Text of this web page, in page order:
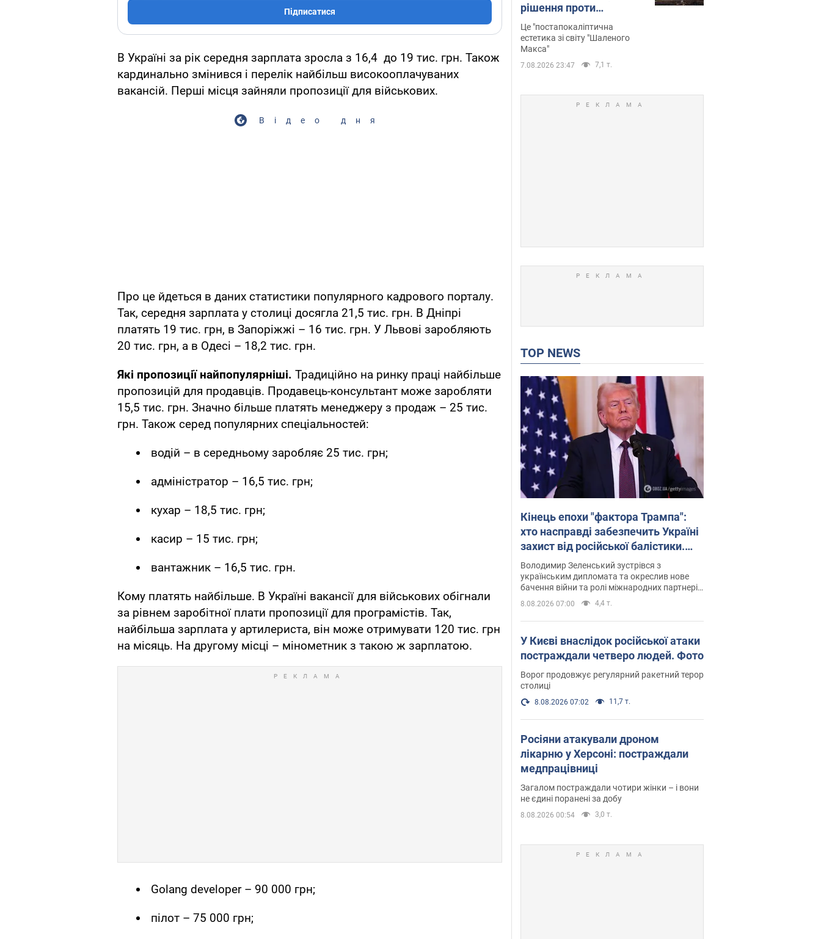
Підписатися
В Україні за рік середня зарплата зросла з 16,4 до 19 тис. грн. Також
кардинально змінився і перелік найбільш високооплачуваних
вакансій. Перші місця зайняли пропозиції для військових.
Відео дня
Про це йдеться в даних статистики популярного кадрового порталу.
Так, середня зарплата у столиці досягла 21,5 тис. грн. В Дніпрі
платять 19 тис. грн, в Запоріжжі – 16 тис. грн. У Львові заробляють
20 тис. грн, а в Одесі – 18,2 тис. грн.
Які пропозиції найпопулярніші. Традиційно на ринку праці найбільше
пропозицій для продавців. Продавець-консультант може заробляти
15,5 тис. грн. Значно більше платять менеджеру з продаж – 25 тис.
грн. Також серед популярних спеціальностей:
водій – в середньому заробляє 25 тис. грн;
адміністратор – 16,5 тис. грн;
кухар – 18,5 тис. грн;
касир – 15 тис. грн;
вантажник – 16,5 тис. грн.
Кому платять найбільше. В Україні вакансії для військових обігнали
за рівнем заробітної плати пропозиції для програмістів. Так,
найбільша зарплата у артилериста, він може отримувати 120 тис. грн
на місяць. На другому місці – мінометник з такою ж зарплатою.
Golang developer – 90 000 грн;
пілот – 75 000 грн;
рішення проти
російських FPV-дронів.
Фото
Це "постапокаліптична
естетика зі світу "Шаленого
Макса"
7.08.2026 23:47 7,1 т.
TOP NEWS
Кінець епохи "фактора Трампа":
хто насправді забезпечить Україні
захист від російської балістики.
Інтерв’ю з Безсмертним
Володимир Зеленський зустрівся з
українським дипломата та окреслив нове
бачення війни та ролі міжнародних партнерів
у боротьбі з Росією
8.08.2026 07:00 4,4 т.
У Києві внаслідок російської атаки
постраждали четверо людей. Фото
Ворог продовжує регулярний ракетний терор
столиці
8.08.2026 07:02 11,7 т.
Росіяни атакували дроном
лікарню у Херсоні: постраждали
медпрацівниці
Загалом постраждали чотири жінки – і вони
не єдині поранені за добу
8.08.2026 00:54 3,0 т.